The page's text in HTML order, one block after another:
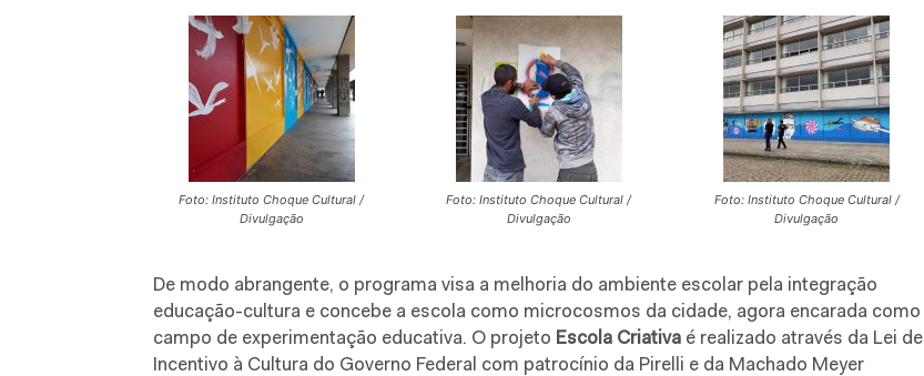
Foto: Instituto Choque Cultural /
Divulgação
Foto: Instituto Choque Cultural /
Divulgação
Foto: Instituto Choque Cultural /
Divulgação
De modo abrangente, o programa visa a melhoria do ambiente escolar pela integração
educação-cultura e concebe a escola como microcosmos da cidade, agora encarada como
campo de experimentação educativa. O projeto Escola Criativa é realizado através da Lei de
Incentivo à Cultura do Governo Federal com patrocínio da Pirelli e da Machado Meyer